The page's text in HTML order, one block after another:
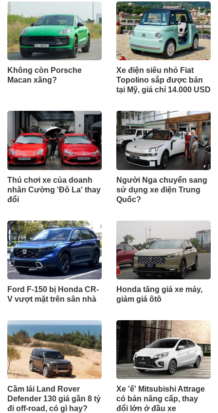
Không còn Porsche
Macan xăng?
Xe điện siêu nhỏ Fiat
Topolino sắp được bán
tại Mỹ, giá chỉ 14.000 USD
Thú chơi xe của doanh
nhân Cường 'Đô La' thay
đổi
Người Nga chuyển sang
sử dụng xe điện Trung
Quốc?
Ford F-150 bị Honda CR-
V vượt mặt trên sân nhà
Honda tăng giá xe máy,
giảm giá ôtô
Cầm lái Land Rover
Defender 130 giá gần 8 tỷ
đi off-road, có gì hay?
Xe 'ế' Mitsubishi Attrage
có bản nâng cấp, thay
đổi lớn ở đầu xe